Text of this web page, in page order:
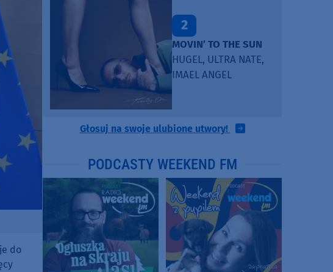
do
2
MOVIN’ TO THE SUN
HUGEL, ULTRA NATE,
IMAEL ANGEL
Głosuj na swoje ulubione utwory!
PODCASTY WEEKEND FM